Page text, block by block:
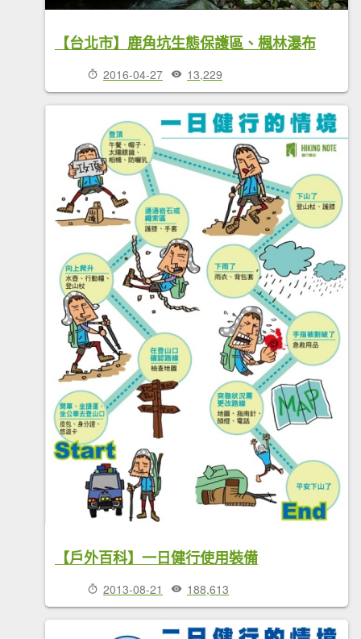
【台北市】鹿角坑生態保護區、楓林瀑布
2016-04-27 13,229
【戶外百科】一日健行使用裝備
2013-08-21 188,613